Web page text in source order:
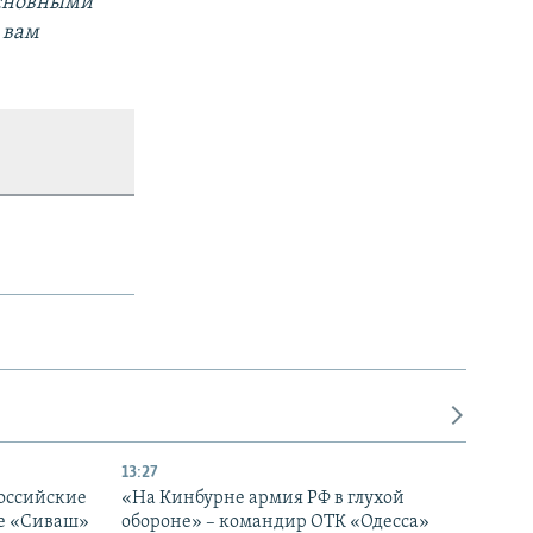
«Сиваш»
13:27
«На Кинбурне армия РФ в глухой
обороне» – командир ОТК «Одесса»